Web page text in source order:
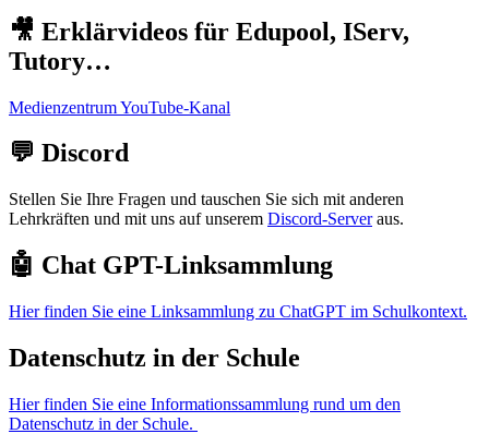
🎥 Erklärvideos für Edupool, IServ,
Tutory…
Medienzentrum YouTube-Kanal
💬 Discord
Stellen Sie Ihre Fragen und tauschen Sie sich mit anderen
Lehrkräften und mit uns auf unserem Discord-Serveraus.
🤖 Chat GPT-Linksammlung
Hier finden Sie eine Linksammlung zu ChatGPT im Schulkontext.
Datenschutz in der Schule
Hier finden Sie eine Informationssammlung rund um den
Datenschutz in der Schule.